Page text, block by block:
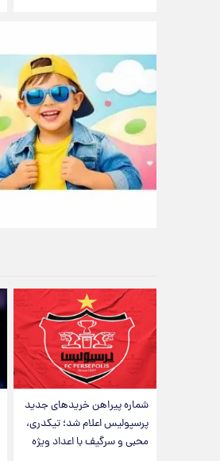
شماره پیراهن خریدهای جدید
پرسپولیس اعلام شد؛ تیکدری،
محبی و سرگیف با اعداد ویژه